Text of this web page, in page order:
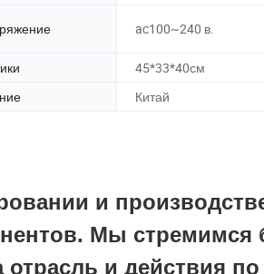
ac100~240 в.
45*33*40см
Китай
и
Мы стремимся
и действия по